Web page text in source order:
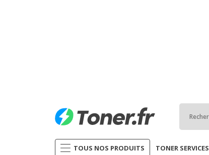
TOUS NOS PRODUITS TONER SERVICES